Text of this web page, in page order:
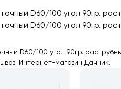
D60/100 угол 90гр.
D60/100 угол 90гр.
D60/100 угол 90гр.
Интернет-магазин Дачник.